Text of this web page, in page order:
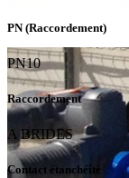
PN (Raccordement)
PN10
Raccordement
A BRIDES
Contact étanchéité